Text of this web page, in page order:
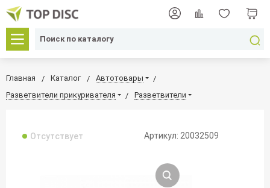
Главная Каталог
Автотовары
Разветвители прикуривателя
Разветвители
Отсутствует Артикул: 20032509